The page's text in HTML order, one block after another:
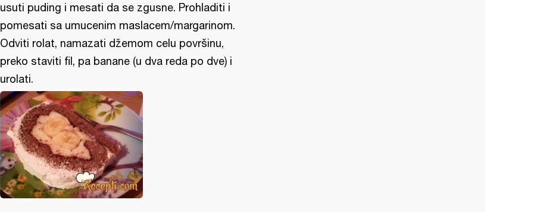
usuti puding i mesati da se zgusne. Prohladiti i
pomesati sa umucenim maslacem/margarinom.
Odviti rolat, namazati džemom celu površinu,
preko staviti fil, pa banane (u dva reda po dve) i
urolati.